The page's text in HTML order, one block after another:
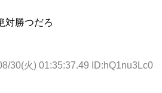
対勝つだろ
30(火) 01:35:37.49 ID:hQ1nu3Lc0